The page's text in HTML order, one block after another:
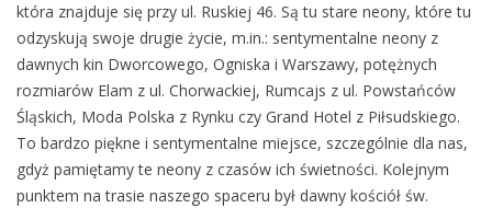
która znajduje się przy ul. Ruskiej 46. Są tu stare neony, które tu
odzyskują swoje drugie życie, m.in.: sentymentalne neony z
dawnych kin Dworcowego, Ogniska i Warszawy, potężnych
rozmiarów Elam z ul. Chorwackiej, Rumcajs z ul. Powstańców
Śląskich, Moda Polska z Rynku czy Grand Hotel z Piłsudskiego.
To bardzo piękne i sentymentalne miejsce, szczególnie dla nas,
gdyż pamiętamy te neony z czasów ich świetności. Kolejnym
punktem na trasie naszego spaceru był dawny kościół św.